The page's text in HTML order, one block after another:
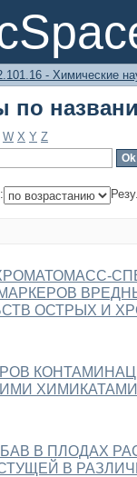
по
- Химические
по
W X Y Z
ОСТРЫХ И
ХИМИКАТАМИ
В ПЛОДАХ
В